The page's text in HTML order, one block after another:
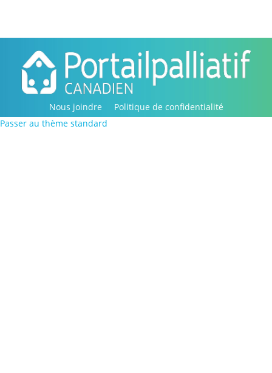
Nous joindre
Politique de confidentialité
Copyright © 2016-2022, Portail palliatif canadien. Tous
Passer au thème standard